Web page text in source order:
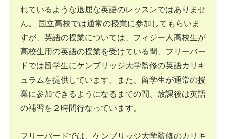
れているような退屈な英語のレッスンではありませ
ん。 国立高校では通常の授業に参加してもらいま
すが、英語の授業については、フィジー人高校生が
高校生用の英語の授業を受けている間、フリーバー
ドでは留学生にケンブリッジ大学監修の英語カリキ
ュラムを提供しています。また、留学生が通常の授
業に参加できるようになるまでの間、放課後は英語
の補習を２時間行なっています。
フリーバードでは、ケンブリッジ大学監修のカリキ